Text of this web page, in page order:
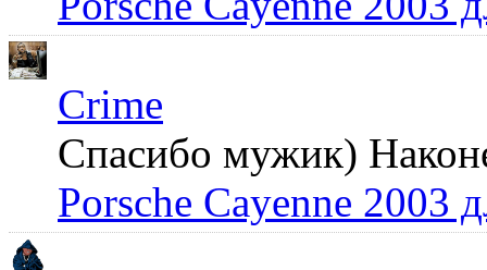
Crime
Спасибо мужик)
Porsche Cayenne 2003